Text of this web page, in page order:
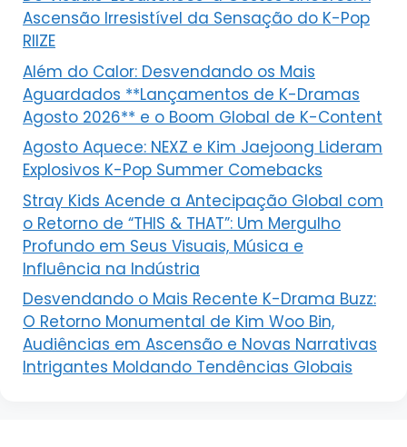
Ascensão Irresistível da Sensação do K-Pop
RIIZE
Além do Calor: Desvendando os Mais
Aguardados **Lançamentos de K-Dramas
Agosto 2026** e o Boom Global de K-Content
Agosto Aquece: NEXZ e Kim Jaejoong Lideram
Explosivos K-Pop Summer Comebacks
Stray Kids Acende a Antecipação Global com
o Retorno de “THIS & THAT”: Um Mergulho
Profundo em Seus Visuais, Música e
Influência na Indústria
Desvendando o Mais Recente K-Drama Buzz:
O Retorno Monumental de Kim Woo Bin,
Audiências em Ascensão e Novas Narrativas
Intrigantes Moldando Tendências Globais